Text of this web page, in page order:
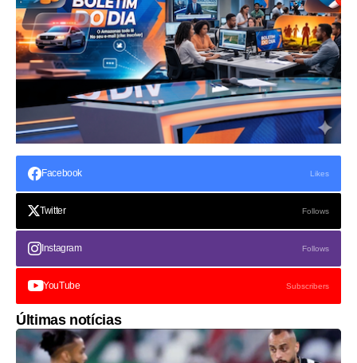
Facebook Likes
Twitter Follows
Instagram Follows
YouTube Subscribers
Últimas notícias